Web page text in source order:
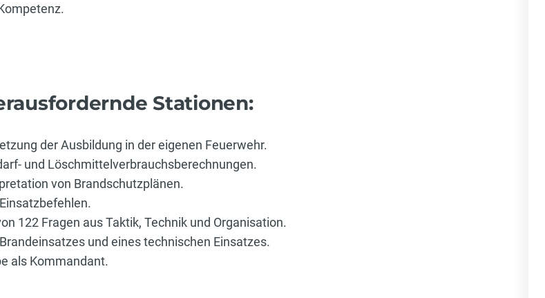
Stationen:
der Ausbildung in der eigenen Feuerwehr.
und Löschmittelverbrauchsberechnungen.
von Brandschutzplänen.
122 Fragen aus Taktik, Technik und Organisation.
und eines technischen Einsatzes.
als Kommandant.